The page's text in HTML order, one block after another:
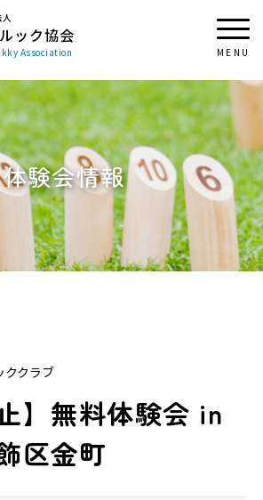
ック協会
Association
体験会情報
ククラブ
】無料体験会 in
区金町